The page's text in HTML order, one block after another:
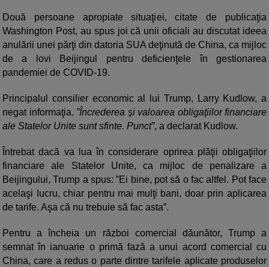
Două persoane apropiate situaţiei, citate de publicaţia
Washington Post, au spus joi că unii oficiali au discutat ideea
anulării unei părţi din datoria SUA deţinută de China, ca mijloc
de a lovi Beijingul pentru deficienţele în gestionarea
pandemiei de COVID-19.
Principalul consilier economic al lui Trump, Larry Kudlow, a
negat informaţia. ”Încrederea şi valoarea obligaţiilor financiare
ale Statelor Unite sunt sfinte. Punct”, a declarat Kudlow.
Întrebat dacă va lua în considerare oprirea plăţii obligaţiilor
financiare ale Statelor Unite, ca mijloc de penalizare a
Beijingului, Trump a spus: ”Ei bine, pot să o fac altfel. Pot face
acelaşi lucru, chiar pentru mai mulţi bani, doar prin aplicarea
de tarife. Aşa că nu trebuie să fac asta”.
Pentru a încheia un război comercial dăunător, Trump a
semnat în ianuarie o primă fază a unui acord comercial cu
China, care a redus o parte dintre tarifele aplicate produselor